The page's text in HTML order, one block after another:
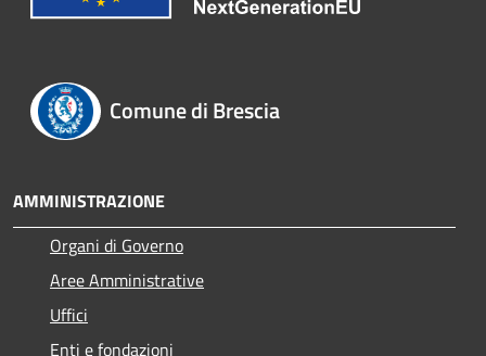
Comune di Brescia
AMMINISTRAZIONE
Organi di Governo
Aree Amministrative
Uffici
Enti e fondazioni